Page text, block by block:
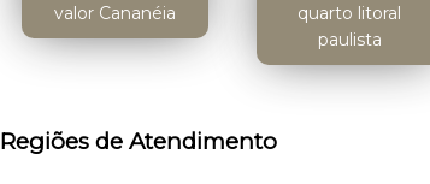
valor Cananéia
quarto litoral
paulista
Regiões de Atendimento